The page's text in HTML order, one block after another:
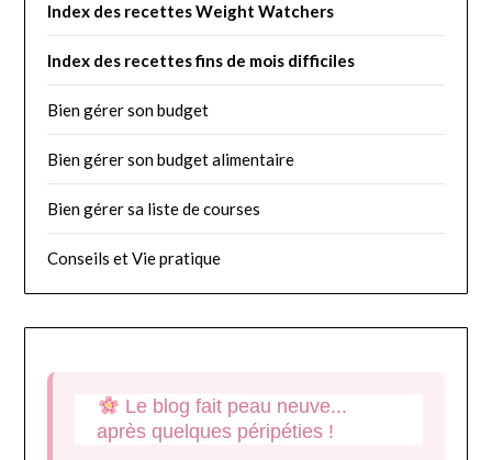
Index des recettes Weight Watchers
Index des recettes fins de mois difficiles
Bien gérer son budget
Bien gérer son budget alimentaire
Bien gérer sa liste de courses
Conseils et Vie pratique
Le blog fait peau neuve...
après quelques péripéties !